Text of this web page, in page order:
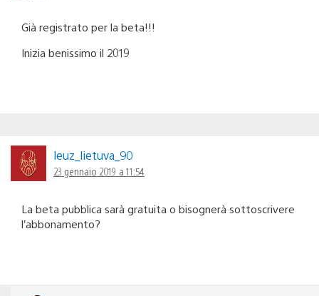
Già registrato per la beta!!!
Inizia benissimo il 2019
leuz_lietuva_90
23 gennaio 2019 a 11:54
La beta pubblica sarà gratuita o bisognerà sottoscrivere
l’abbonamento?